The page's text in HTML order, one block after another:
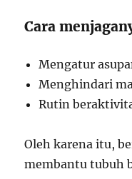
Cara
Mengatur
Menghindari
Rutin
Oleh karena itu,
membantu tubuh